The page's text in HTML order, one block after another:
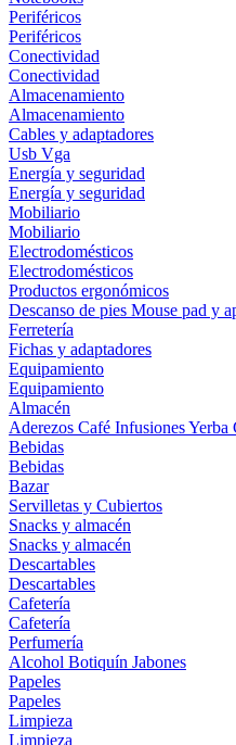
Periféricos
Periféricos
Conectividad
Conectividad
Almacenamiento
Almacenamiento
Cables y adaptadores
Usb Vga
Energía y seguridad
Energía y seguridad
Mobiliario
Mobiliario
Electrodomésticos
Electrodomésticos
Productos ergonómicos
Descanso de pies Mouse pad y
Ferretería
Fichas y adaptadores
Equipamiento
Equipamiento
Almacén
Aderezos Café InfusionesYerba
Bebidas
Bebidas
Bazar
Servilletas y Cubiertos
Snacks y almacén
Snacks y almacén
Descartables
Descartables
Cafetería
Cafetería
Perfumería
Alcohol Botiquín Jabones
Papeles
Papeles
Limpieza
Limpieza